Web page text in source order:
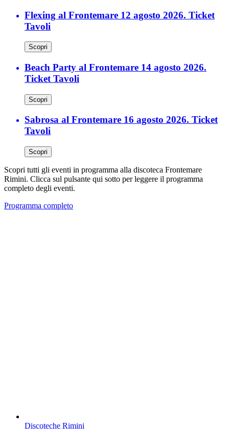
Flexing al Frontemare 12 agosto 2026. Ticket
Tavoli
Scopri
Beach Party al Frontemare 14 agosto 2026.
Ticket Tavoli
Scopri
Sabrosa al Frontemare 16 agosto 2026. Ticket
Tavoli
Scopri
Scopri tutti gli eventi in programma alla discoteca Frontemare
Rimini. Clicca sul pulsante qui sotto per leggere il programma
completo degli eventi.
Programma completo
Discoteche Rimini